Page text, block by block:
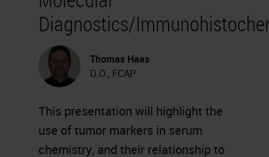
Diagnostics/
Thomas Haas
D.O., FCAP
This presentation will highlight the
use of tumor markers in serum
chemistry, and their relationship to